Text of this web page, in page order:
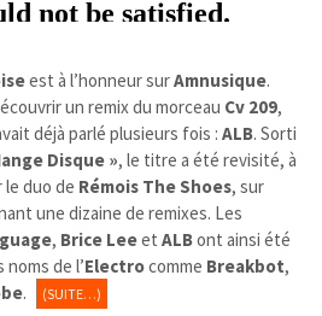
est à l’honneur surAmnusique.
un remix du morceau Cv 209,
déjà parlé plusieurs fois : ALB. Sorti
Disque », le titre a été revisité, à
le duo de Rémois The Shoes, sur
une dizaine de remixes. Les
, Brice Leeet ALBont ainsi été
de l’Electrocomme Breakbot,
. (SUITE…)